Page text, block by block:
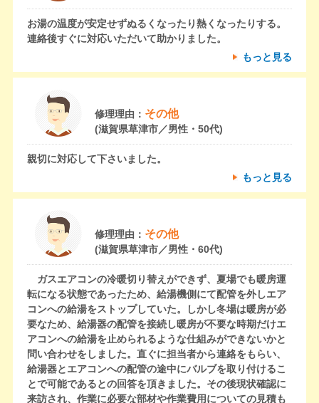
お湯の温度が安定せずぬるくなったり熱くなったりする。
連絡後すぐに対応いただいて助かりました。
もっと見る
修理理由： その他
(滋賀県草津市／男性・50代)
親切に対応して下さいました。
もっと見る
修理理由： その他
(滋賀県草津市／男性・60代)
ガスエアコンの冷暖切り替えができず、夏場でも暖房運
転になる状態であったため、給湯機側にて配管を外しエア
コンへの給湯をストップしていた。しかし冬場は暖房が必
要なため、給湯器の配管を接続し暖房が不要な時期だけエ
アコンへの給湯を止められるような仕組みができないかと
問い合わせをしました。直ぐに担当者から連絡をもらい、
給湯器とエアコンへの配管の途中にバルブを取り付けるこ
とで可能であるとの回答を頂きました。その後現状確認に
来訪され、作業に必要な部材や作業費用についての見積も